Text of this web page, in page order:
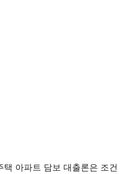
택 아파트 담보 대출론은 조건